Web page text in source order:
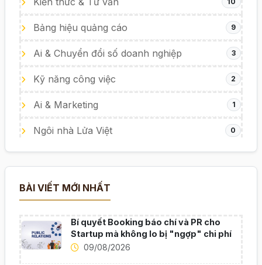
Bảng hiệu quảng cáo 9
Ai & Chuyển đổi số doanh nghiệp 3
Kỹ năng công việc 2
Ai & Marketing 1
Ngôi nhà Lửa Việt 0
BÀI VIẾT MỚI NHẤT
Bí quyết Booking báo chí và PR cho
Startup mà không lo bị "ngợp" chi phí
09/08/2026